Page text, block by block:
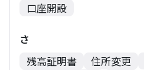
口座開設
さ
残高証明書
住所変更